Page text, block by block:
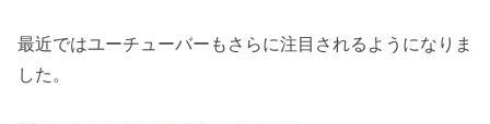
最近ではユーチューバーもさらに注目されるようになりま
した。